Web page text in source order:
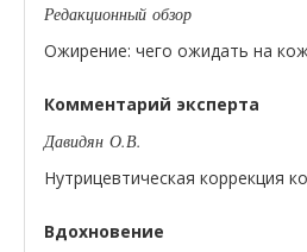
Редакционный обзор
Ожирение: чего ожидать на
Комментарий эксперта
Давидян О.В.
Нутрицевтическая коррекция
Вдохновение